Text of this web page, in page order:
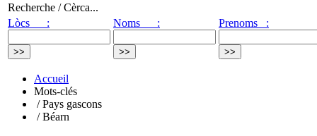
Recherche / Cèrca...
Lòcs :
Noms : Prenoms :
Accueil
Mots-clés
/ Pays gascons
/ Béarn